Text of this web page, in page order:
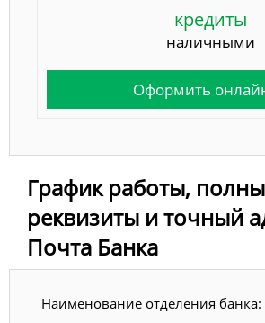
кредиты
наличными
Оформить
График работы,
реквизиты и точный
Почта Банка
Наименование отделения банка: